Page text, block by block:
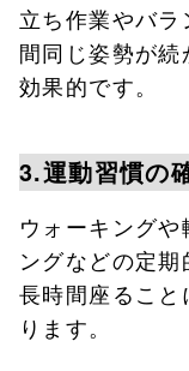
立ち作業やバ
間同じ姿勢が
効果的です。
3.運動習慣の
ウォーキング
ングなどの定期
長時間座るこ
ります。